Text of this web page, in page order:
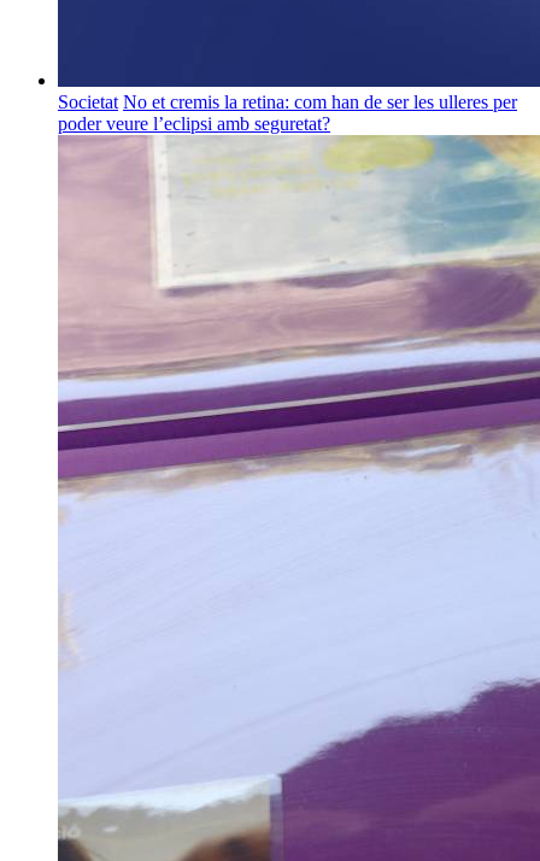
Societat No et cremis la retina: com han de ser les ulleres per
poder veure l’eclipsi amb seguretat?